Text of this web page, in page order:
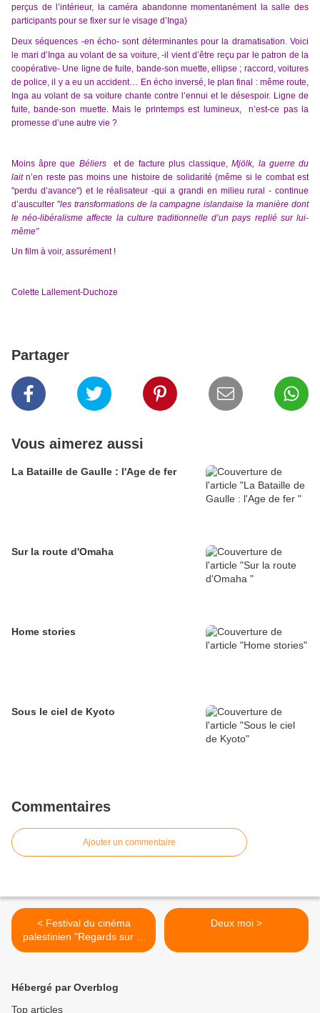
perçus de l’intérieur, la caméra abandonne momentanément la salle des
participants pour se fixer sur le visage d’Inga)
Deux séquences -en écho- sont déterminantes pour la dramatisation. Voici
le mari d’Inga au volant de sa voiture, -il vient d’être reçu par le patron de la
coopérative- Une ligne de fuite, bande-son muette, ellipse ; raccord, voitures
de police, il y a eu un accident…
En écho inversé,leplan final : même route,
Inga au volant de sa voiture chante contre l’ennui et le désespoir. L igne de
fuite, bande-son muette. Mais le printemps est lumineux,n’est-ce pasla
promesse d’une autre vie ?
Moins âpre que Bélierset de facture plus classique,Mjölk, la guerre du
laitn’en reste pas moins une histoire de solidarité (même si le combatest
"perdu d’avance") et le réalisateur-qui a grandi en milieu rural-continue
d’ausculter "les transformations de la campagne islandaise la manière dont
le néo-libéralisme affecte la culture traditionnelle d’un pays replié sur lui-
même"
Un film à voir, assurément !
Colette Lallement-Duchoze
Partager
Vous aimerez aussi
La Bataille de Gaulle : l'Age de fer
Sur la route d'Omaha
Home stories
Sous le ciel de Kyoto
Commentaires
Ajouter un commentaire
< Festival du cinéma
palestinien "Regards sur la
Palestine"
Deux moi >
Hébergé par Overblog
Top articles